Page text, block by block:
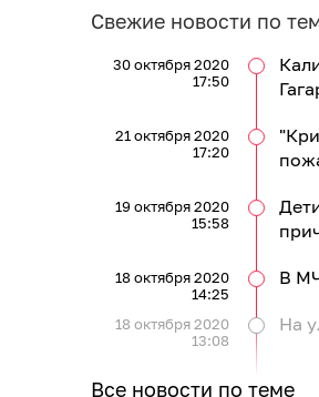
Свежие новости по
30 октября 2020
17:50
21 октября 2020
17:20
19 октября 2020
15:58
В
18 октября 2020
14:25
На
18 октября 2020
13:08
Все новости по теме